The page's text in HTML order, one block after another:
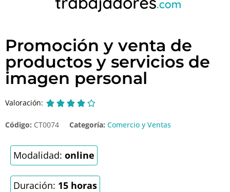
Promoción y venta de
productos y servicios de
imagen personal
Valoración:     
Código: CT0074 Categoría: Comercio y Ventas
Modalidad: online
Duración: 15 horas